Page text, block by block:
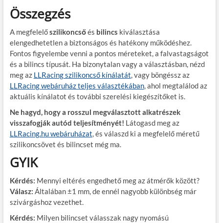
Összegzés
A megfelelőszilikoncsőés bilincs kiválasztása
elengedhetetlen a biztonságos és hatékony működéshez.
Fontos figyelembe venni a pontos méreteket, a falvastagságot
és a bilincs típusát. Ha bizonytalan vagy a választásban, nézd
meg az LLRacing szilikoncső kínálatát, vagy böngéssz az
LLRacing webáruház teljes választékában, ahol megtalálod az
aktuális kínálatot és további szerelési kiegészítőket is.
Ne hagyd, hogy a rosszul megválasztott alkatrészek
visszafogják autód teljesítményét! Látogasd meg az
LLRacing.hu webáruházat, és válaszd ki a megfelelő méretű
szilikoncsövet és bilincset még ma.
GYIK
Kérdés: Mennyi eltérés engedhető meg az átmérők között?
Válasz: Általában ±1 mm, de ennél nagyobb különbség már
szivárgáshoz vezethet.
Kérdés: Milyen bilincset válasszak nagy nyomású